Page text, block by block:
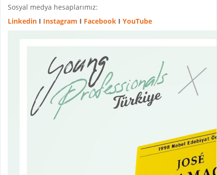
Sosyal medya hesaplarımız:
Linkedin I Instagram I Facebook I YouTube